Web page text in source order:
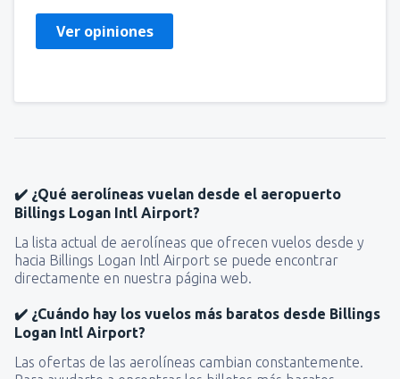
Ver opiniones
✔️ ¿Qué aerolíneas vuelan desde el aeropuerto
Billings Logan Intl Airport?
La lista actual de aerolíneas que ofrecen vuelos desde y
hacia Billings Logan Intl Airport se puede encontrar
directamente en nuestra página web.
✔️ ¿Cuándo hay los vuelos más baratos desde Billings
Logan Intl Airport?
Las ofertas de las aerolíneas cambian constantemente.